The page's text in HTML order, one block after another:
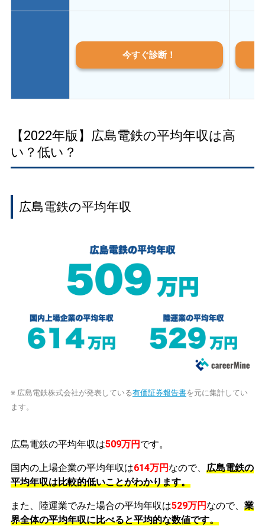
今すぐ診断！
【2022年版】広島電鉄の平均年収は高
い？低い？
広島電鉄の平均年収
※ 広島電鉄株式会社が発表している有価証券報告書を元に集計してい
ます。
広島電鉄の平均年収は509万円 です。
国内の上場企業の平均年収は614万円 なので、 広島電鉄の
平均年収は比較的低いことがわかります。
また、陸運業でみた場合の平均年収は529万円 なので、 業
界全体の平均年収に比べると平均的な数値です。